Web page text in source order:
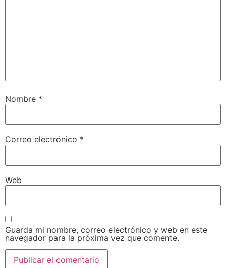
Nombre *
Correo electrónico *
Web
Guarda mi nombre, correo electrónico y web en este
navegador para la próxima vez que comente.